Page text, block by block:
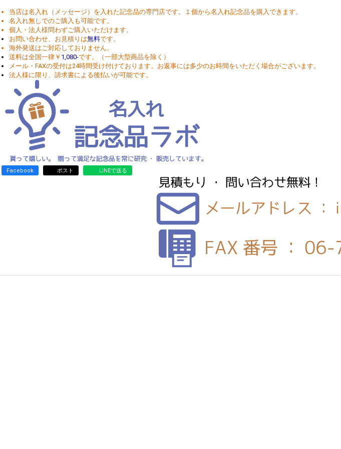
当店は名入れ（メッセージ）を入れた記念品の専門店です。１個から名入れ記念品を購入できます。
名入れ無しでのご購入も可能です。
個人・法人様問わずご購入いただけます。
お問い合わせ、お見積りは無料です。
海外発送はご対応しておりません。
送料は全国一律￥ 1,080-です。（一部大型商品を除く）
メール・FAXの受付は24時間受け付けております。お返事には多少のお時間をいただく場合がございます。
法人様に限り、請求書による後払いが可能です。
Facebook ポスト LINEで送る